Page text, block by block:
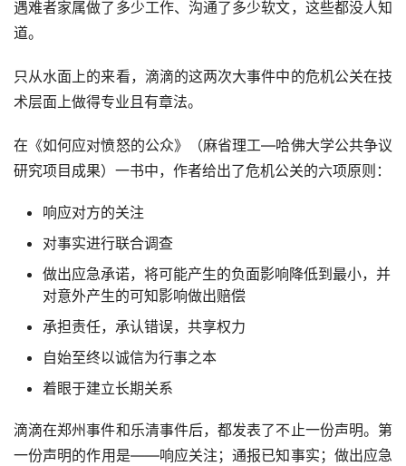
遇难者家属做了多少工作、沟通了多少软文，这些都没人知
道。
只从水面上的来看，滴滴的这两次大事件中的危机公关在技
术层面上做得专业且有章法。
在《如何应对愤怒的公众》（麻省理工—哈佛大学公共争议
研究项目成果）一书中，作者给出了危机公关的六项原则：
响应对方的关注
对事实进行联合调查
做出应急承诺，将可能产生的负面影响降低到最小，并
对意外产生的可知影响做出赔偿
承担责任，承认错误，共享权力
自始至终以诚信为行事之本
着眼于建立长期关系
滴滴在郑州事件和乐清事件后，都发表了不止一份声明。第
一份声明的作用是——响应关注；通报已知事实；做出应急